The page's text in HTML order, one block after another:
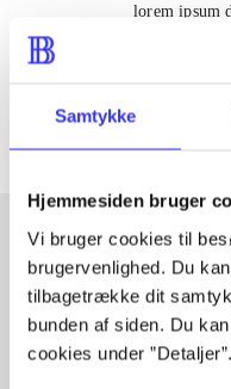
Samtykke
Hjemmesiden bruger
Vi bruger cookies til
brugervenlighed. Du
tilbagetrække dit
bunden af siden. Du
cookies under ”Detaljer”.
lorem ipsum
Artikler med
Fra